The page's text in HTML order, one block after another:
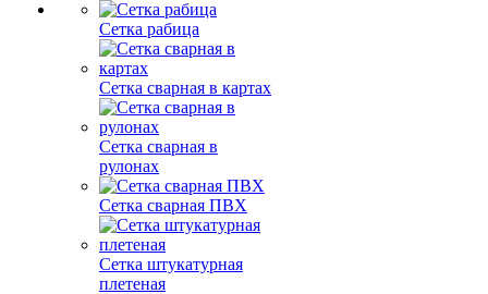
Сетка рабица
Сетка сварная в картах
Сетка сварная в
рулонах
Сетка сварная ПВХ
Сетка штукатурная
плетеная